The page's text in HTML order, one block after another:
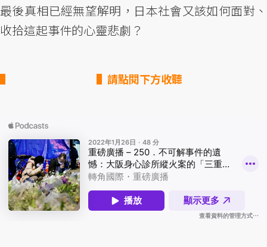
最後真相已經無望解明，日本社會又該如何面對、
收拾這起事件的心靈悲劇？
▌請點閱下方收聽